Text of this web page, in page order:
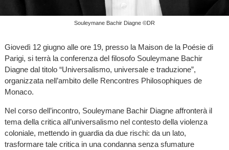
Souleymane Bachir Diagne ©DR
Giovedì 12 giugno alle ore 19, presso la Maison de la Poésie di
Parigi, si terrà la conferenza del filosofo Souleymane Bachir
Diagne dal titolo “Universalismo, universale e traduzione”,
organizzata nell’ambito delle Rencontres Philosophiques de
Monaco.
Nel corso dell’incontro, Souleymane Bachir Diagne affronterà il
tema della critica all’universalismo nel contesto della violenza
coloniale, mettendo in guardia da due rischi: da un lato,
trasformare tale critica in una condanna senza sfumature